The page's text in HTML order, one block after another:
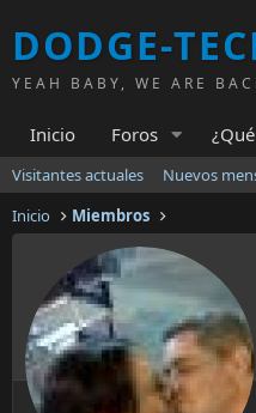
DODGE-
YEAH BABY, WE ARE
Inicio Foros
Visitantes actuales
Nuevos
Inicio
Miembros